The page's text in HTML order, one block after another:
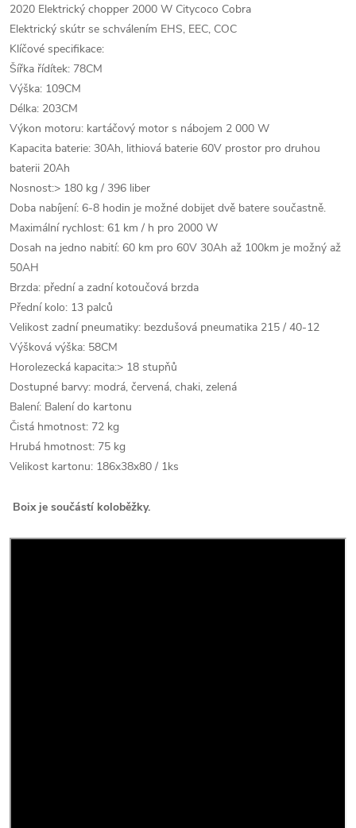
2020 Elektrický chopper 2000 W Citycoco Cobra
Elektrický skútr se schválením EHS, EEC, COC
Klíčové specifikace:
Šířka řídítek: 78CM
Výška: 109CM
Délka: 203CM
Výkon motoru: kartáčový motor s nábojem 2 000 W
Kapacita baterie: 30Ah, lithiová baterie 60V prostor pro druhou
baterii 20Ah
Nosnost:> 180 kg / 396 liber
Doba nabíjení: 6-8 hodin je možné dobijet dvě batere součastně.
Maximální rychlost: 61 km / h pro 2000 W
Dosah na jedno nabití: 60 km pro 60V 30Ah až 100km je možný až
50AH
Brzda: přední a zadní kotoučová brzda
Přední kolo: 13 palců
Velikost zadní pneumatiky: bezdušová pneumatika 215 / 40-12
Výšková výška: 58CM
Horolezecká kapacita:> 18 stupňů
Dostupné barvy: modrá, červená, chaki, zelená
Balení: Balení do kartonu
Čistá hmotnost: 72 kg
Hrubá hmotnost: 75 kg
Velikost kartonu: 186x38x80 / 1ks
Boix je součástí koloběžky.